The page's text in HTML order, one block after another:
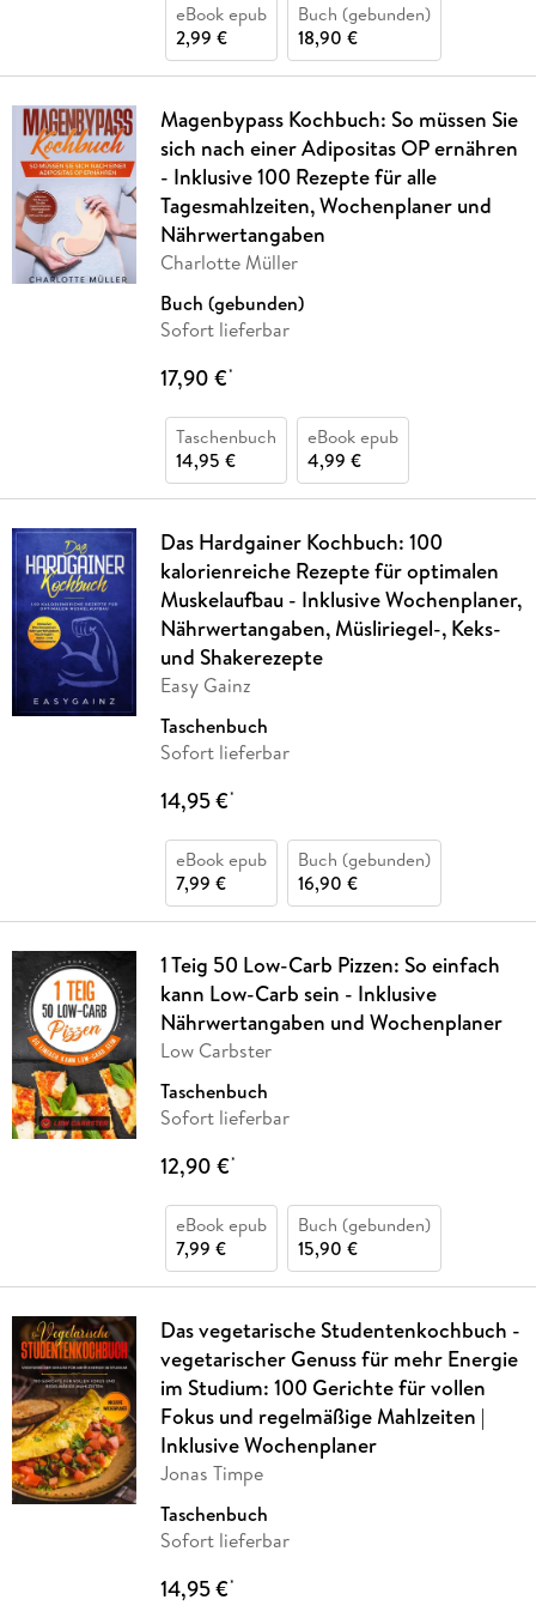
eBook epub
2,99 €
Buch (gebunden)
18,90 €
Magenbypass Kochbuch: So müssen Sie
sich nach einer Adipositas OP ernähren
- Inklusive 100 Rezepte für alle
Tagesmahlzeiten, Wochenplaner und
Nährwertangaben
Charlotte Müller
Buch (gebunden)
Sofort lieferbar
17,90 €*
Taschenbuch
14,95 €
eBook epub
4,99 €
Das Hardgainer Kochbuch: 100
kalorienreiche Rezepte für optimalen
Muskelaufbau - Inklusive Wochenplaner,
Nährwertangaben, Müsliriegel-, Keks-
und Shakerezepte
Easy Gainz
Taschenbuch
Sofort lieferbar
14,95 €*
eBook epub
7,99 €
Buch (gebunden)
16,90 €
1 Teig 50 Low-Carb Pizzen: So einfach
kann Low-Carb sein - Inklusive
Nährwertangaben und Wochenplaner
Low Carbster
Taschenbuch
Sofort lieferbar
12,90 €*
eBook epub
7,99 €
Buch (gebunden)
15,90 €
Das vegetarische Studentenkochbuch -
vegetarischer Genuss für mehr Energie
im Studium: 100 Gerichte für vollen
Fokus und regelmäßige Mahlzeiten |
Inklusive Wochenplaner
Jonas Timpe
Taschenbuch
Sofort lieferbar
14,95 €*